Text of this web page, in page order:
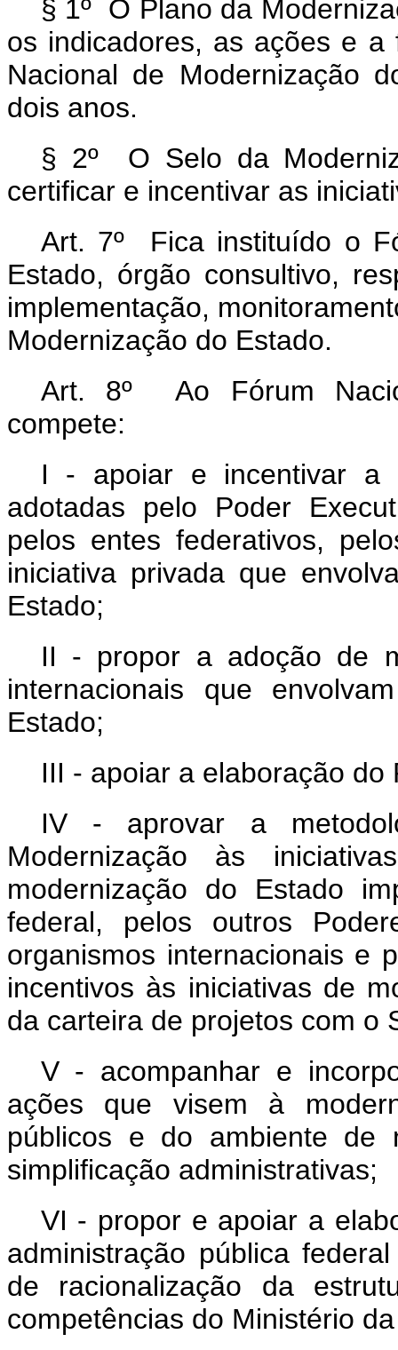
§ 1º O Plano da
os indicadores, as ações e
Nacional de Modernização
dois anos.
§ 2º O Selo da
certificar e incentivar as
Art. 7º Fica instituído o
Estado, órgão consultivo,
implementação,
Modernização do Estado.
Art. 8º Ao Fórum
compete:
I - apoiar e incentivar a
adotadas pelo Poder
pelos entes federativos,
iniciativa privada que
Estado;
II - propor a adoção de
internacionais que
Estado;
III - apoiar a elaboração
IV - aprovar a
Modernização às
modernização do Estado
federal, pelos outros
organismos internacionais e
incentivos às iniciativas de
da carteira de projetos com o
V - acompanhar e
ações que visem à
públicos e do ambiente de
simplificação administrativas;
VI - propor e apoiar a
administração pública
de racionalização da
competências do Ministério